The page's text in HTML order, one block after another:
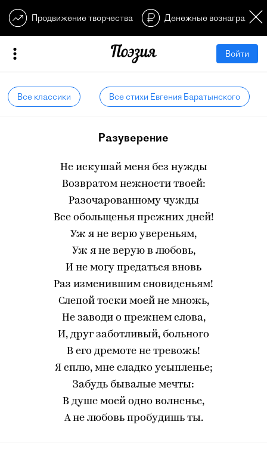
Продвижение творчества Денежные
Войти
Все классики Все стихи Евгения Баратынского
Разуверение
Не искушай меня без нужды
Возвратом нежности твоей:
Разочарованному чужды
Все обольщенья прежних дней!
Уж я не верю увереньям,
Уж я не верую в любовь,
И не могу предаться вновь
Раз изменившим сновиденьям!
Слепой тоски моей не множь,
Не заводи о прежнем слова,
И, друг заботливый, больного
В его дремоте не тревожь!
Я сплю, мне сладко усыпленье;
Забудь бывалые мечты:
В душе моей одно волненье,
А не любовь пробудишь ты.